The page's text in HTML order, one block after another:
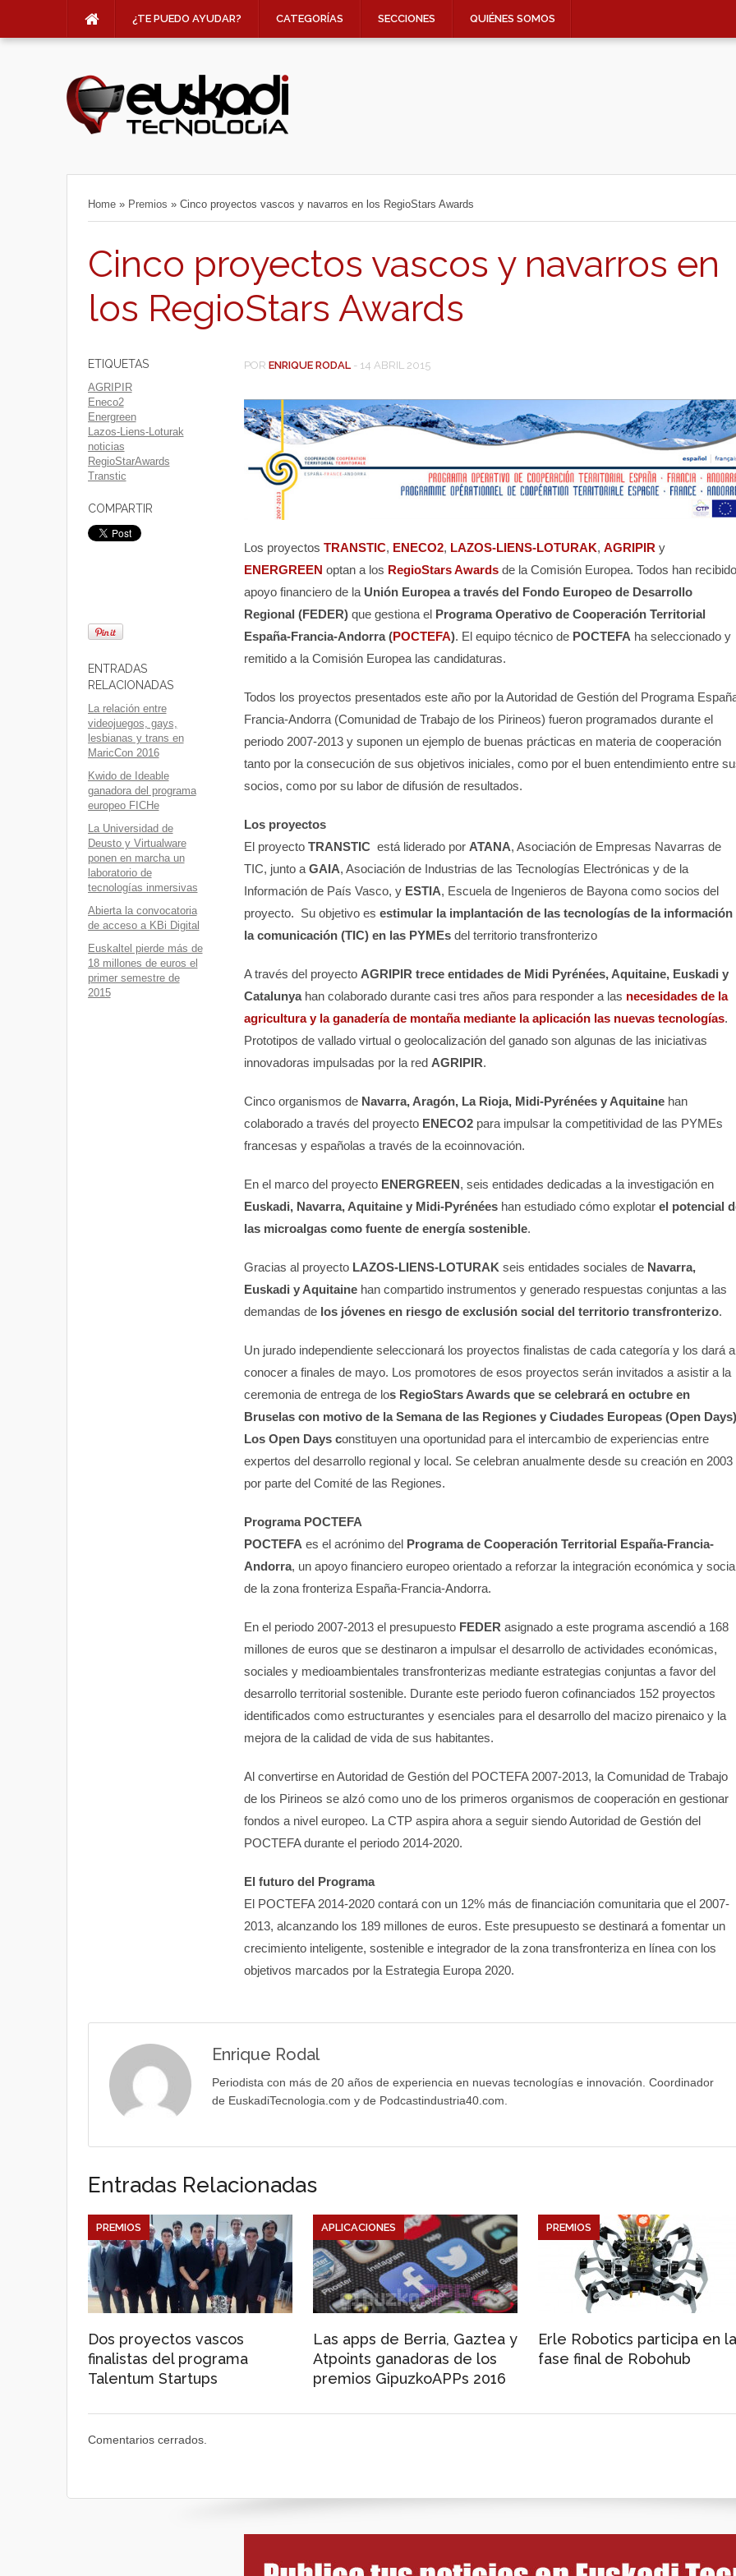
¿TE PUEDO AYUDAR? CATEGORÍAS SECCIONES QUIÉNES SOMOS
Home » Premios » Cinco proyectos vascos y navarros en los RegioStars Awards
Cinco proyectos vascos y navarros en
los RegioStars Awards
ETIQUETAS
AGRIPIR
Eneco2
Energreen
Lazos-Liens-Loturak
noticias
RegioStarAwards
Transtic
COMPARTIR
ENTRADAS
RELACIONADAS
La relación entre
videojuegos, gays,
lesbianas y trans en
MaricCon 2016
Kwido de Ideable
ganadora del programa
europeo FICHe
La Universidad de
Deusto y Virtualware
ponen en marcha un
laboratorio de
tecnologías inmersivas
Abierta la convocatoria
de acceso a KBi Digital
Euskaltel pierde más de
18 millones de euros el
primer semestre de
2015
POR ENRIQUE RODAL - 14 ABRIL 2015
Los proyectos TRANSTIC, ENECO2, LAZOS-LIENS-LOTURAK, AGRIPIR y
ENERGREEN optan a los RegioStars Awards de la Comisión Europea. Todos han recibido
apoyo financiero de la Unión Europea a través del Fondo Europeo de Desarrollo
Regional (FEDER)que gestiona el Programa Operativo de Cooperación Territorial
España-Francia-Andorra (POCTEFA). El equipo técnico de POCTEFAha seleccionado y
remitido a la Comisión Europea las candidaturas.
Todos los proyectos presentados este año por la Autoridad de Gestión del Programa
Francia-Andorra (Comunidad de Trabajo de los Pirineos) fueron programados durante el
periodo 2007-2013 y suponen un ejemplo de buenas prácticas en materia de cooperación
tanto por la consecución de sus objetivos iniciales, como por el buen entendimiento entre
socios, como por su labor de difusión de resultados.
Los proyectos
El proyecto TRANSTIC está liderado por ATANA, Asociación de Empresas Navarras de
TIC, junto aGAIA, Asociación de Industrias de las Tecnologías Electrónicas y de la
Información de País Vasco, y ESTIA, Escuela de Ingenieros de Bayona como socios del
proyecto. Su objetivo es estimular la implantación de las tecnologías de la información
la comunicación (TIC) en las PYMEsdel territorio transfronterizo
A través del proyecto AGRIPIR trece entidades de Midi Pyrénées, Aquitaine, Euskadi y
Catalunyahan colaborado durante casi tres años para responder a las necesidades de la
agricultura y la ganadería de montaña mediante la aplicación las nuevas tecnologías.
Prototipos de vallado virtual o geolocalización del ganado son algunas de las iniciativas
innovadoras impulsadas por la red AGRIPIR.
Cinco organismos de Navarra, Aragón, La Rioja, Midi-Pyrénées y Aquitainehan
colaborado a través del proyecto ENECO2para impulsar la competitividad de las PYMEs
francesas y españolas a través de la ecoinnovación.
En el marco del proyecto ENERGREEN, seis entidades dedicadas a la investigación en
Euskadi, Navarra, Aquitaine y Midi-Pyrénéeshan estudiado cómo explotarel potencial
las microalgas como fuente de energía sostenible.
Gracias al proyecto LAZOS-LIENS-LOTURAKseis entidades sociales de Navarra,
Euskadi y Aquitainehan compartido instrumentos y generado respuestas conjuntas a las
demandas de los jóvenes en riesgo de exclusión social del territorio transfronterizo.
Un jurado independiente seleccionará los proyectos finalistas de cada categoría y los dará a
conocer a finales de mayo. Los promotores de esos proyectos serán invitados a asistir a la
ceremonia de entrega de los RegioStars Awards que se celebrará en octubre en
Bruselas con motivo de la Semana de las Regiones y Ciudades Europeas (Open
Los Open Days constituyen una oportunidad para el intercambio de experiencias entre
expertos del desarrollo regional y local. Se celebran anualmente desde su creación en 2003
por parte del Comité de las Regiones.
Programa POCTEFA
POCTEFAes el acrónimo del Programa de Cooperación Territorial España-Francia-
Andorra, un apoyo financiero europeo orientado a reforzar la integración económica y
de la zona fronteriza España-Francia-Andorra.
En el periodo 2007-2013 el presupuesto FEDERasignado a este programa ascendió a 168
millones de euros que se destinaron a impulsar el desarrollo de actividades económicas,
sociales y medioambientales transfronterizas mediante estrategias conjuntas a favor del
desarrollo territorial sostenible. Durante este periodo fueron cofinanciados 152 proyectos
identificados como estructurantes y esenciales para el desarrollo del macizo pirenaico y la
mejora de la calidad de vida de sus habitantes.
Al convertirse en Autoridad de Gestión del POCTEFA 2007-2013, la Comunidad de Trabajo
de los Pirineos se alzó como uno de los primeros organismos de cooperación en gestionar
fondos a nivel europeo. La CTP aspira ahora a seguir siendo Autoridad de Gestión del
POCTEFA durante el periodo 2014-2020.
El futuro del Programa
El POCTEFA 2014-2020 contará con un 12% más de financiación comunitaria que el 2007-
2013, alcanzando los 189 millones de euros. Este presupuesto se destinará a fomentar un
crecimiento inteligente, sostenible e integrador de la zona transfronteriza en línea con los
objetivos marcados por la Estrategia Europa 2020.
Enrique Rodal
Periodista con más de 20 años de experiencia en nuevas tecnologías e innovación. Coordinador
de EuskadiTecnologia.com y de Podcastindustria40.com.
Entradas Relacionadas
Dos proyectos vascos
finalistas del programa
Talentum Startups
PREMIOS
Las apps de Berria, Gaztea y
Atpoints ganadoras de los
premios GipuzkoAPPs 2016
APLICACIONES
Erle Robotics participa en la
fase final de Robohub
PREMIOS
Comentarios cerrados.